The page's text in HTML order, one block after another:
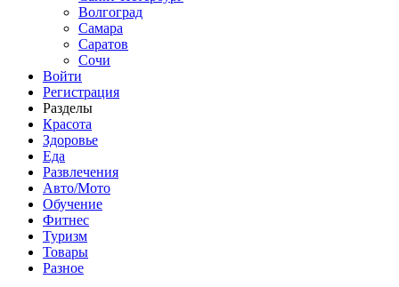
Волгоград
Самара
Саратов
Сочи
Войти
Регистрация
Разделы
Красота
Здоровье
Еда
Развлечения
Авто/Мото
Обучение
Фитнес
Туризм
Товары
Разное